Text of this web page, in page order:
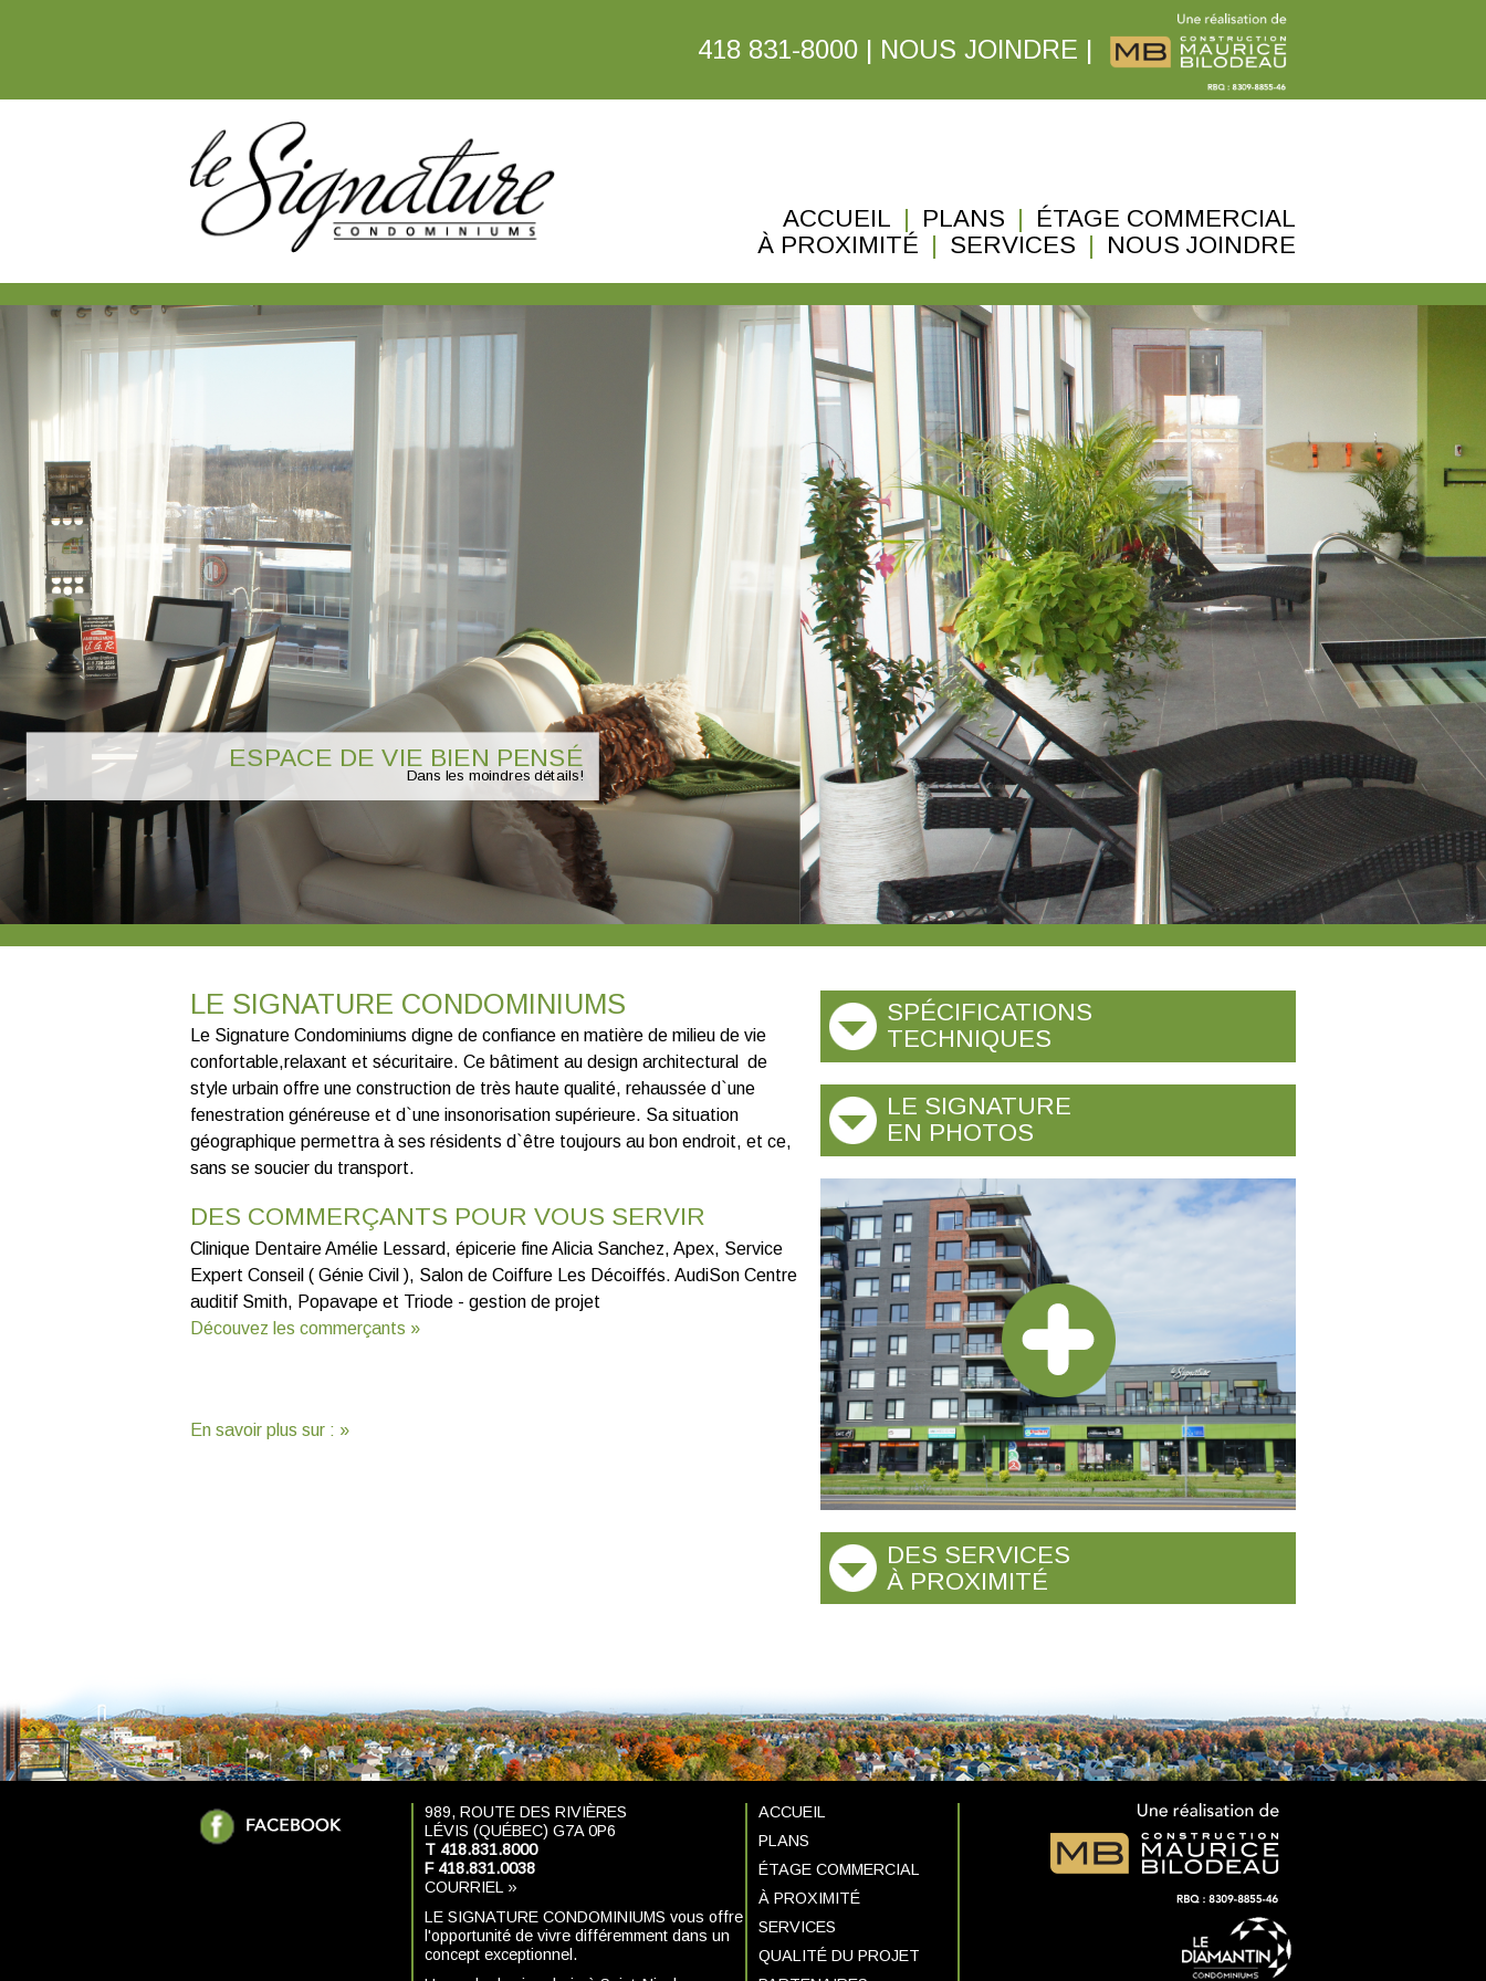
418 831-8000 | NOUS JOINDRE |
ACCUEIL | PLANS | ÉTAGE COMMERCIAL
À PROXIMITÉ | SERVICES | NOUS JOINDRE
UNE VIE AGRÉABLE
VENTE OU LOCATION
LE SIGNATURE CONDOMINIUMS
Le Signature Condominiums digne de confiance en matière de milieu de vie
confortable,relaxant et sécuritaire. Ce bâtiment au design architectural de
style urbain offre une construction de très haute qualité, rehaussée d`une
fenestration généreuse et d`une insonorisation supérieure. Sa situation
géographique permettra à ses résidents d`être toujours au bon endroit, et ce,
sans se soucier du transport.
DES COMMERÇANTS POUR VOUS SERVIR
Clinique Dentaire Amélie Lessard, épicerie fine Alicia Sanchez, Apex, Service
Expert Conseil ( Génie Civil ), Salon de Coiffure Les Décoiffés. AudiSon Centre
auditif Smith, Popavape et Triode - gestion de projet
Découvez les commerçants »
En savoir plus sur : »
SPÉCIFICATIONS
TECHNIQUES
LE SIGNATURE
EN PHOTOS
DES SERVICES
À PROXIMITÉ
989, ROUTE DES RIVIÈRES
LÉVIS (QUÉBEC) G7A 0P6
T 418.831.8000
F 418.831.0038
COURRIEL »
LE SIGNATURE CONDOMINIUMS vous offre
l'opportunité de vivre différemment dans un
concept exceptionnel.
ACCUEIL
PLANS
ÉTAGE COMMERCIAL
À PROXIMITÉ
SERVICES
QUALITÉ DU PROJET